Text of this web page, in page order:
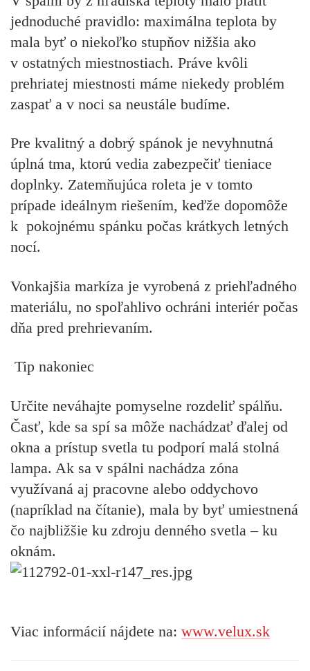
jednoduché pravidlo: maximálna teplota by
mala byť o niekoľko stupňov nižšia ako
v ostatných miestnostiach. Práve kvôli
prehriatej miestnosti máme niekedy problém
zaspať a v noci sa neustále budíme.
Pre kvalitný a dobrý spánok je nevyhnutná
úplná tma, ktorú vedia zabezpečiť tieniace
doplnky. Zatemňujúca roleta je v tomto
prípade ideálnym riešením, keďže dopomôže
k pokojnému spánku počas krátkych letných
nocí.
Vonkajšia markíza je vyrobená z priehľadného
materiálu, no spoľahlivo ochráni interiér počas
dňa pred prehrievaním.
Tip nakoniec
Určite neváhajte pomyselne rozdeliť spálňu.
Časť, kde sa spí sa môže nachádzať ďalej od
okna a prístup svetla tu podporí malá stolná
lampa. Ak sa v spálni nachádza zóna
využívaná aj pracovne alebo oddychovo
(napríklad na čítanie), mala by byť umiestnená
čo najbližšie ku zdroju denného svetla – ku
oknám.
Viac informácií nájdete na: www.velux.sk